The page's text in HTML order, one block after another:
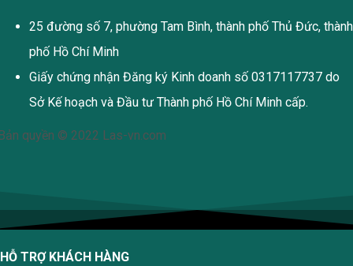
25 đường số 7, phường Tam Bình, thành phố Thủ Đức, thành
phố Hồ Chí Minh
Giấy chứng nhận Đăng ký Kinh doanh số 0317117737 do
Sở Kế hoạch và Đầu tư Thành phố Hồ Chí Minh cấp.
quyền © 2022 Las-vn.com
HỖ TRỢ KHÁCH HÀNG